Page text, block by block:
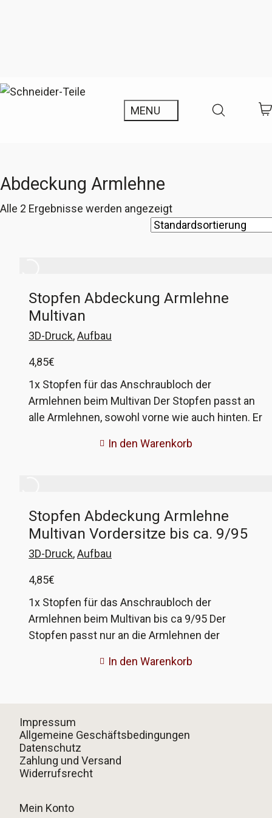
Abdeckung Armlehne
Alle 2 Ergebnisse werden angezeigt
Stopfen Abdeckung Armlehne
Multivan
3D-Druck,Aufbau
4,85€
1x Stopfen für das Anschraubloch der
Armlehnen beim Multivan Der Stopfen passt an
alle Armlehnen, sowohl vorne wie auch hinten. Er
entspricht nicht ganz dem Original. Nichts für
In den Warenkorb
Stopfen Abdeckung Armlehne
Multivan Vordersitze bis ca. 9/95
3D-Druck,Aufbau
4,85€
1x Stopfen für das Anschraubloch der
Armlehnen beim Multivan bis ca 9/95 Der
Stopfen passt nur an die Armlehnen der
ca. September 95. Ist euer Multivan aus dem
nachmessen. Ist der Durchmesser der
Aufnahme für den Stopfen eher 13mm, dann
passen diese Stopfen. Ist er eher 15mm, dann
braucht ihr die anderen von uns angebotenen
In den Warenkorb
Impressum
Allgemeine Geschäftsbedingungen
Datenschutz
Zahlung und Versand
Widerrufsrecht
Mein Konto